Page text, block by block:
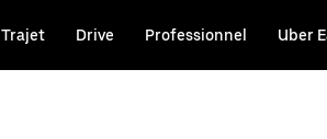
Trajet Drive Professionnel Uber